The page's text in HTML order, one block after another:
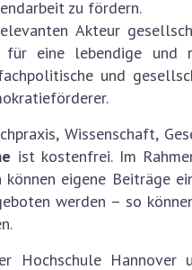
zu fördern.
Akteur
für eine lebendige und
und
Wissenschaft,
ist kostenfrei. Im
können eigene Beiträge
werden – so
Hochschule